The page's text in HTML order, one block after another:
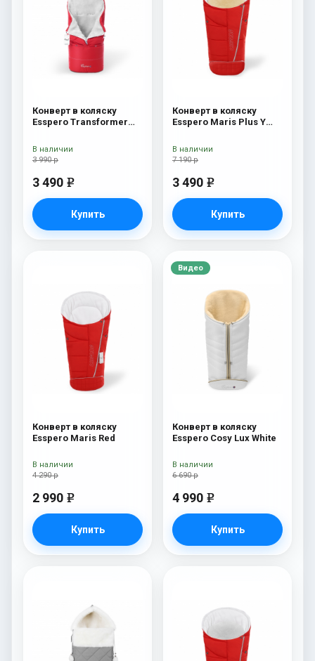
Конверт в коляску
Esspero Transformer
100% шерсть) Red
3 990 р
3 490 e
Купить
В наличии
Конверт в коляску
Esspero Maris Plus Y
мех) Red
7 190 р
3 490 e
Купить
В наличии
Конверт в коляску
Esspero Maris Red
4 290 р
2 990 e
Купить
В наличии
Видео
Конверт в коляску
Esspero Cosy Lux White
6 690 р
4 990 e
Купить
В наличии